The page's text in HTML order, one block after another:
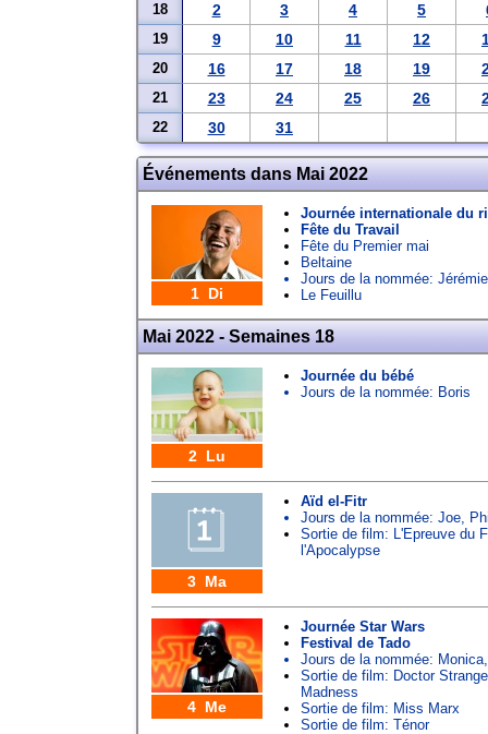
18
2 3 4 5
19 9 10 11 12
20 16 17 18 19
21 23 24 25 26
22 30 31
Événements dans Mai 2022
1 Di
Journée internationale du
Fête du Travail
Fête du Premier mai
Beltaine
Jours de la nommée: Jérémie
Le Feuillu
Mai 2022 - Semaines 18
2 Lu
Journée du bébé
Jours de la nommée: Boris
3 Ma
Aïd el-Fitr
Jours de la nommée: Joe,
Sortie de film: L'Epreuve du
l'Apocalypse
4 Me
Journée Star Wars
Festival de Tado
Jours de la nommée: Monica
Sortie de film: Doctor
Madness
Sortie de film: Miss Marx
Sortie de film: Ténor